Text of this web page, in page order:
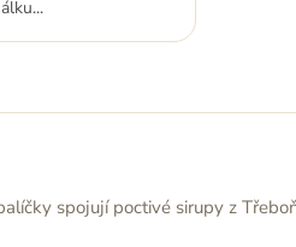
v
a
c
spojují poctivé sirupy z